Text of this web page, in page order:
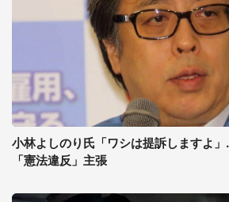
小林よしのり氏「ワシは提訴しますよ
「憲法違反」主張